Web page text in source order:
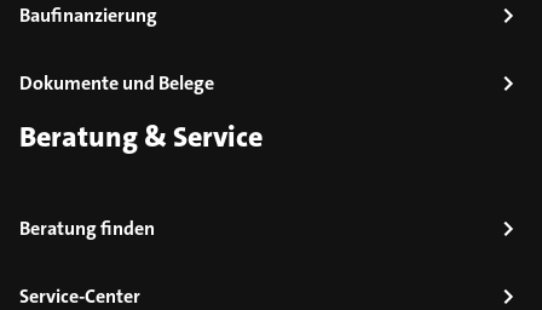
Baufinanzierung
Dokumente und Belege
Beratung & Service
Beratung finden
Service-Center